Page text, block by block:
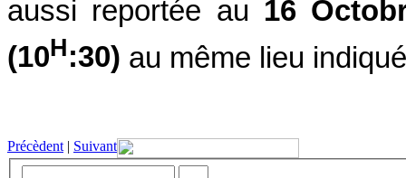
aussi reportée au 16
(10H:30) au même lieu
Précèdent | Suivant